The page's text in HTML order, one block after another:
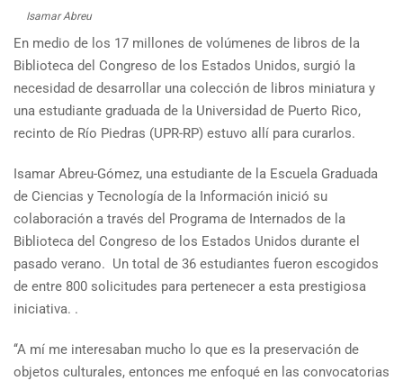
Isamar Abreu
En medio de los 17 millones de volúmenes de libros de la
Biblioteca del Congreso de los Estados Unidos, surgió la
necesidad de desarrollar una colección de libros miniatura y
una estudiante graduada de la Universidad de Puerto Rico,
recinto de Río Piedras (UPR-RP) estuvo allí para curarlos.
Isamar Abreu-Gómez, una estudiante de la Escuela Graduada
de Ciencias y Tecnología de la Información inició su
colaboración a través del Programa de Internados de la
Biblioteca del Congreso de los Estados Unidos durante el
pasado verano. Un total de 36 estudiantes fueron escogidos
de entre 800 solicitudes para pertenecer a esta prestigiosa
iniciativa. .
‘‘A mí me interesaban mucho lo que es la preservación de
objetos culturales, entonces me enfoqué en las convocatorias